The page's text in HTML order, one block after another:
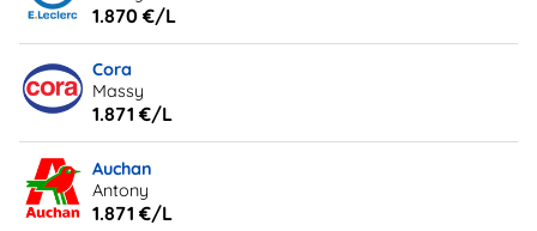
1.870 €/L
Cora
Massy
1.871 €/L
Auchan
Antony
1.871 €/L